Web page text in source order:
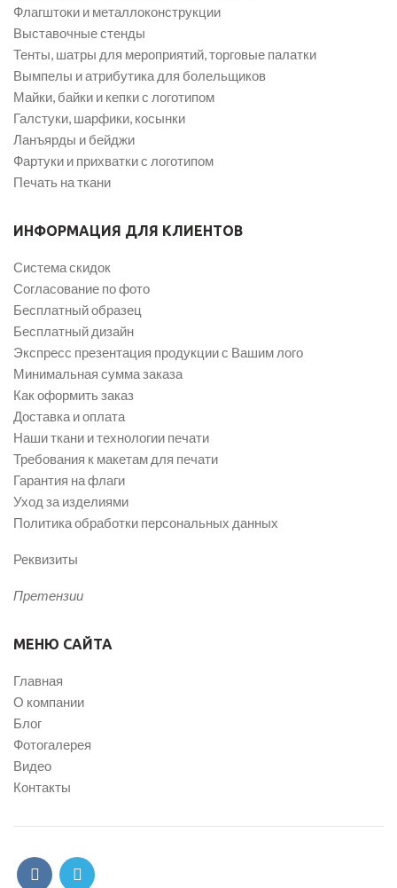
Флагштоки и металлоконструкции
Выставочные стенды
Тенты, шатры для мероприятий, торговые палатки
Вымпелы и атрибутика для болельщиков
Майки, байки и кепки с логотипом
Галстуки, шарфики, косынки
Ланъярды и бейджи
Фартуки и прихватки с логотипом
Печать на ткани
ИНФОРМАЦИЯ ДЛЯ КЛИЕНТОВ
Система скидок
Согласование по фото
Бесплатный образец
Бесплатный дизайн
Экспресс презентация продукции с Вашим лого
Минимальная сумма заказа
Как оформить заказ
Доставка и оплата
Наши ткани и технологии печати
Требования к макетам для печати
Гарантия на флаги
Уход за изделиями
Политика обработки персональных данных
Реквизиты
Претензии
МЕНЮ САЙТА
Главная
О компании
Блог
Фотогалерея
Видео
Контакты